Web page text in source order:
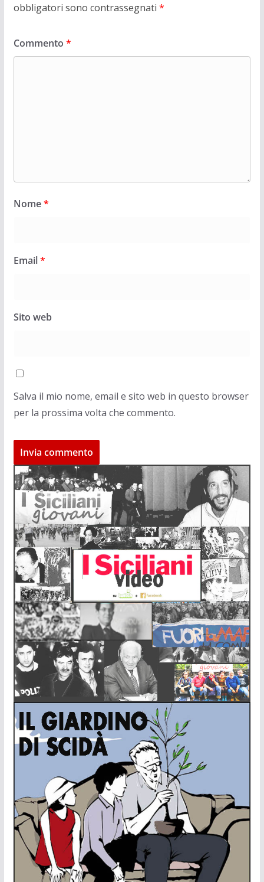
obbligatori sono contrassegnati *
Commento *
Nome*
Email*
Sito web
Salva il mio nome, email e sito web in questo browser
per la prossima volta che commento.